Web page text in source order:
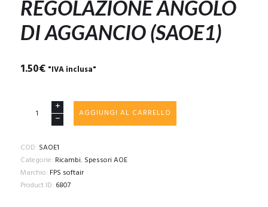
REGOLAZIONE ANGOLO
DI AGGANCIO (SAOE1)
1.50€ "IVA inclusa"
SPESSORI
PER
MODIFICA
/
REGOLAZIONE
AGGIUNGI AL CARRELLO
COD: SAOE1
Categorie: Ricambi, Spessori AOE
Marchio: FPS softair
Product ID: 6807